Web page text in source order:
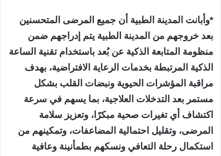
*وأبانت المدينة الطبية أن جميع المرضى المتحسنين
بعد خروجهم من المدينة الطبية يتم إدراجهم ضمن
منظومة المتابعة الذكية عن بُعد باستخدام تقنية الساعة
الذكية المرتبطة بخدمات الرعاية الافتراضية، بهدف
مراقبة المؤشرات الحيوية ونبضات القلب بشكل
مستمر بعد التدخلات العلاجية، بما يسهم في سرعة
اكتشاف أي تغيرات صحية مبكرًا، وتعزيز سلامة
المرضى، وتقليل احتمالية المضاعفات، وتمكينهم من
استكمال رحلة التعافي ونسكهم بطمأنينة وعافية